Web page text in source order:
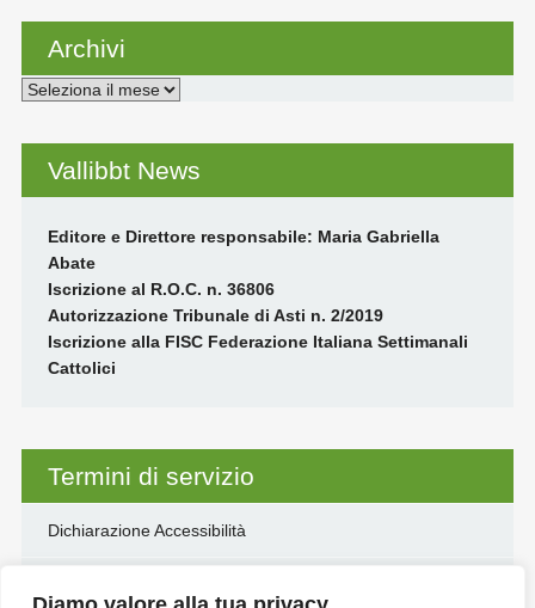
Archivi
Archivi
Vallibbt News
Editore e Direttore responsabile: Maria Gabriella
Abate
Iscrizione al R.O.C. n. 36806
Autorizzazione Tribunale di Asti n. 2/2019
Iscrizione alla FISC Federazione Italiana Settimanali
Cattolici
Termini di servizio
Dichiarazione Accessibilità